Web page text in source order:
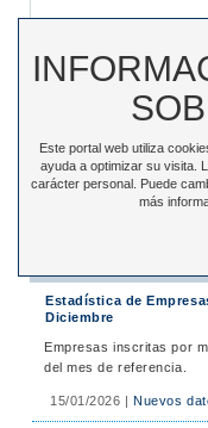
Estadística de
Diciembre
Empresas inscritas por
del mes de referencia.
15/01/2026 |Nuevos
Este portal web utiliza
ayuda a optimizar su visita.
carácter personal. Puede
más